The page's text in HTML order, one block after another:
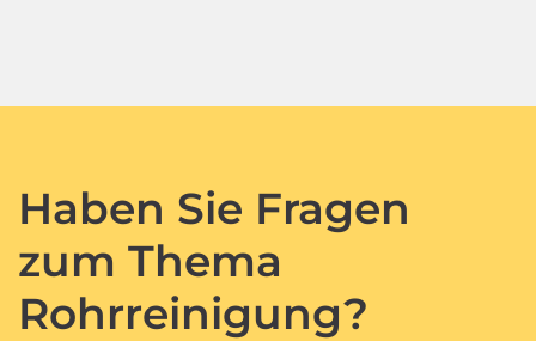
Haben Sie Fragen
zum Thema
Rohrreinigung?